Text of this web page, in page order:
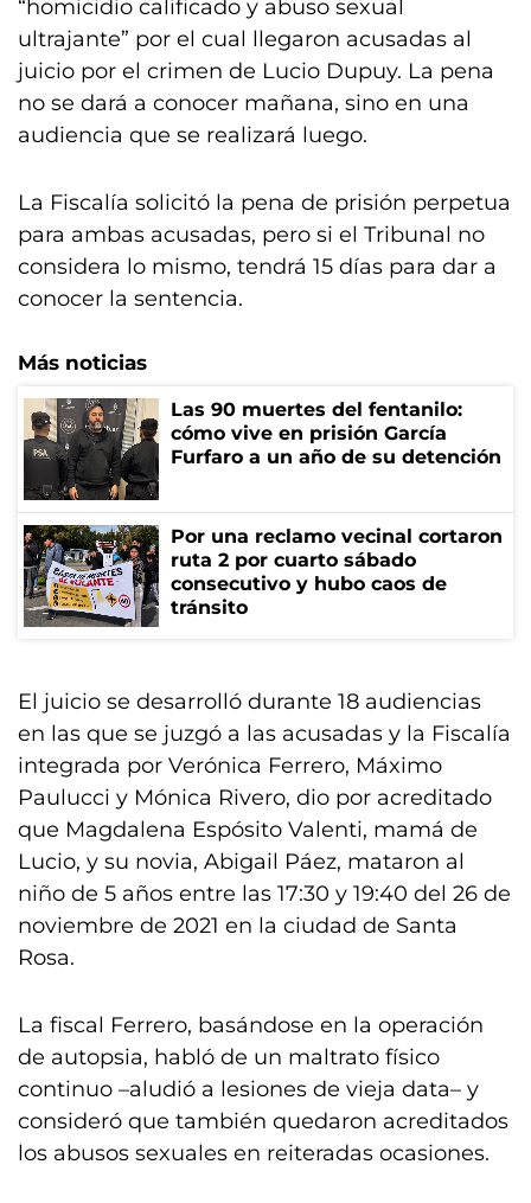
“homicidio calificado y abuso sexual
ultrajante” por el cual llegaron acusadas al
juicio por el crimen de Lucio Dupuy. La pena
no se dará a conocer mañana, sino en una
audiencia que se realizará luego.
La Fiscalía solicitó la pena de prisión perpetua
para ambas acusadas, pero si el Tribunal no
considera lo mismo, tendrá 15 días para dar a
conocer la sentencia.
Más noticias
Las 90 muertes del fentanilo:
cómo vive en prisión García
Furfaro a un año de su detención
Por una reclamo vecinal cortaron
ruta 2 por cuarto sábado
consecutivo y hubo caos de
tránsito
El juicio se desarrolló durante 18 audiencias
en las que se juzgó a las acusadas y la Fiscalía
integrada por Verónica Ferrero, Máximo
Paulucci y Mónica Rivero, dio por acreditado
que Magdalena Espósito Valenti, mamá de
Lucio, y su novia, Abigail Páez, mataron al
niño de 5 años entre las 17:30 y 19:40 del 26 de
noviembre de 2021 en la ciudad de Santa
Rosa.
La fiscal Ferrero, basándose en la operación
de autopsia, habló de un maltrato físico
continuo –aludió a lesiones de vieja data– y
consideró que también quedaron acreditados
los abusos sexuales en reiteradas ocasiones.